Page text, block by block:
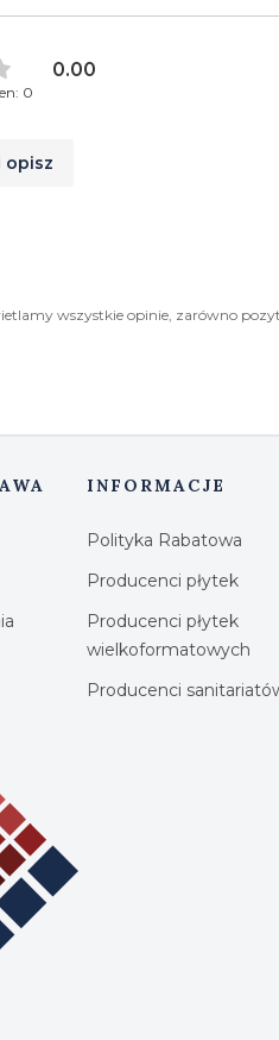
0.00
0
opisz
wszystkie opinie, zarówno
INFORMACJE
Polityka Rabatowa
Producenci płytek
Producenci płytek
wielkoformatowych
Producenci